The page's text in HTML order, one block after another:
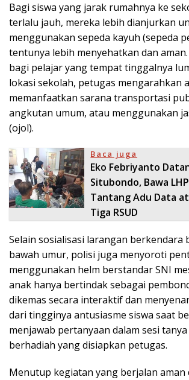
Bagi siswa yang jarak rumahnya ke
terlalu jauh, mereka lebih dianjurkan
menggunakan sepeda kayuh (sepeda
tentunya lebih menyehatkan dan
bagi pelajar yang tempat tinggalnya
lokasi sekolah, petugas mengarahkan
memanfaatkan sarana transportasi
angkutan umum, atau menggunakan
(ojol).
Baca juga
Eko Febriyanto
Situbondo, Bawa
Tantang Adu Data
Tiga RSUD
Selain sosialisasi larangan berkendara
bawah umur, polisi juga menyoroti
menggunakan helm berstandar SNI
anak hanya bertindak sebagai
dikemas secara interaktif dan
dari tingginya antusiasme siswa saat
menjawab pertanyaan dalam sesi
berhadiah yang disiapkan petugas.
Menutup kegiatan yang berjalan aman